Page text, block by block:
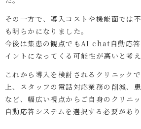
その一方で、導入コストや機能面では
も明らかになりました。
今後は集患の観点でもAI chat自動応答
イントになってくる可能性が高いと考え
これから導入を検討されるクリニック
上、スタッフの電話対応業務の削減、
など、幅広い視点からご自身のクリニ
自動応答システムを選択する必要があり